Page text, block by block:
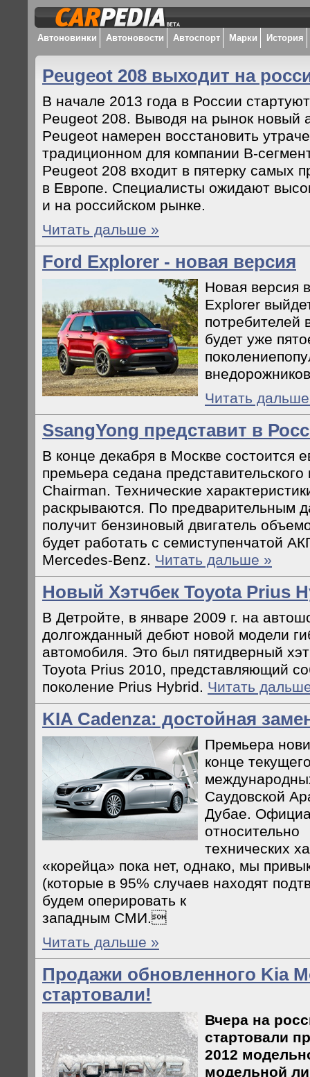
Автоновинки Автоновости Автоспорт Марки История
Peugeot 208 выходит на
В начале 2013 года в России
Peugeot 208. Выводя на рынок новый
Peugeot намерен восстановить
традиционном для компании B-
Peugeot 208 входит в пятерку самых
в Европе. Специалисты ожидают
и на российском рынке.
Читать дальше »
Ford Explorer - новая версия
Новая версия
Explorer
потребителей
будет уже
Читать
SsangYong представит в
В конце декабря в Москве состоится
премьера седана
Chairman. Технические
раскрываются. По предварительным
получит бензиновый двигатель
будет работать с семиступенчатой
Mercedes-Benz. Читать дальше »
Новый Хэтчбек Toyota Prius
В Детройте, в январе 2009 г. на
долгожданный дебют новой модели
автомобиля. Это был пятидверный
Toyota Prius 2010, представляющий
поколение Prius Hybrid. Читать
KIA Cadenza: достойная
Премьера
конце
Саудовской
Дубае.
относительно
технических
«корейца» пока нет, однако, мы
(которые в 95% случаев находят
будем оперировать к
западным СМИ.
Читать дальше »
Продажи обновленного Kia
стартовали!
Вчера на
стартовали
2012
модельной